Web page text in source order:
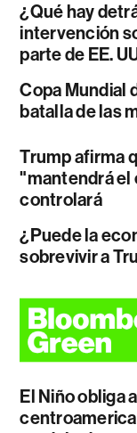
¿Qué hay
intervención
parte de EE.
Copa Mundial
batalla de las
Trump afirma
"mantendrá el
controlará
¿Puede la
sobrevivir a
El Niño obliga